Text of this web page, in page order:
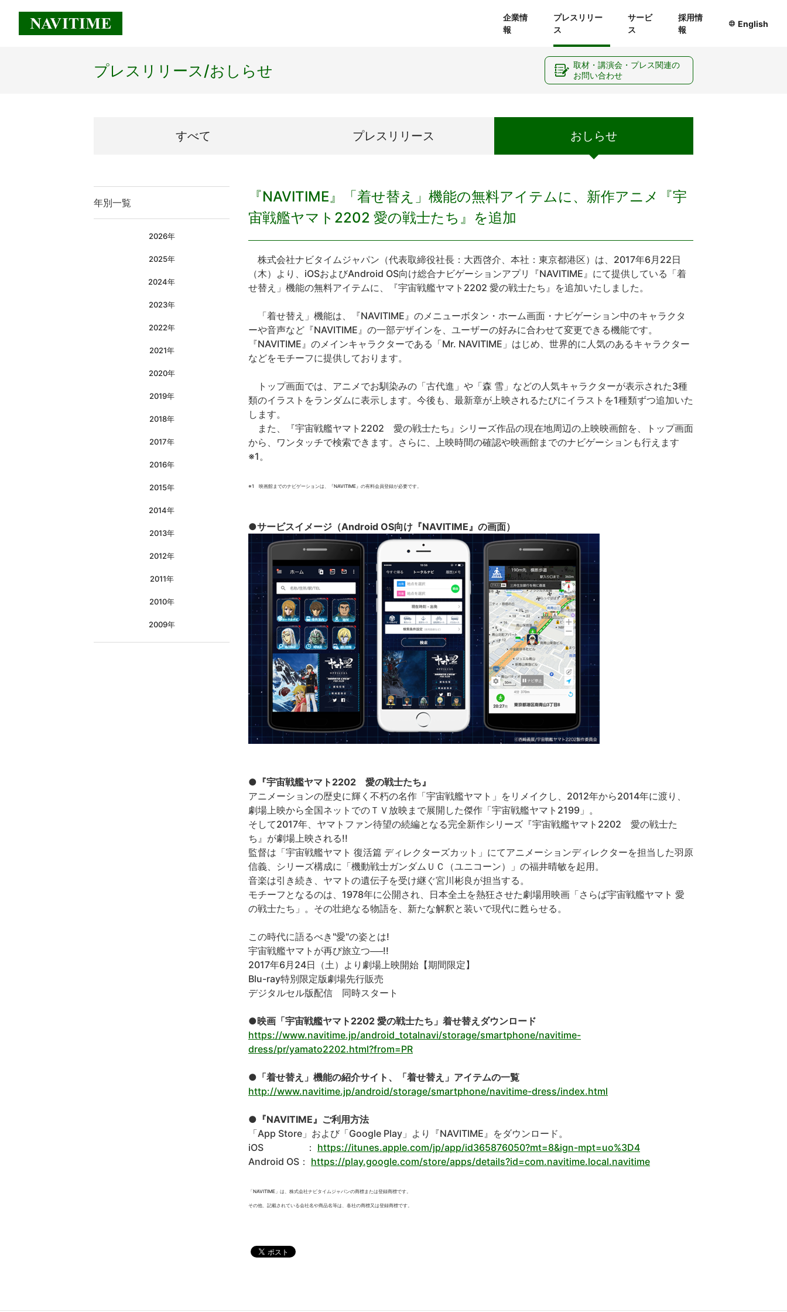
企業情
報
経営理念
プレスリリー
ス
サービ
ス
採用情
報
English
プレスリリース/おしらせ
すべて プレス リリース おしらせ
年別一覧
2026年
2025年
2024年
2023年
2022年
2021年
2020年
2019年
2018年
2017年
2016年
2015年
2014年
2013年
2012年
2011年
2010年
2009年
『NAVITIME』「着せ替え」機能の無料アイテムに、新作アニメ『宇
宙戦艦ヤマト2202 愛の戦士たち』を追加
株式会社ナビタイムジャパン（代表取締役社長：大西啓介、本社：東京都港区）は、2017年6月22日
（木）より、iOSおよびAndroid OS向け総合ナビゲーションアプリ『NAVITIME』にて提供している「着
せ替え」機能の無料アイテムに、『宇宙戦艦ヤマト2202 愛の戦士たち』を追加いたしました。
「着せ替え」機能は、『NAVITIME』のメニューボタン・ホーム画面・ナビゲーション中のキャラクタ
ーや音声など『NAVITIME』の一部デザインを、ユーザーの好みに合わせて変更できる機能です。
『NAVITIME』のメインキャラクターである「Mr. NAVITIME」はじめ、世界的に人気のあるキャラクター
などをモチーフに提供しております。
トップ画面では、アニメでお馴染みの「古代進」や「森 雪」などの人気キャラクターが表示された3種
類のイラストをランダムに表示します。今後も、最新章が上映されるたびにイラストを1種類ずつ追加いた
します。
また、『宇宙戦艦ヤマト2202 愛の戦士たち』シリーズ作品の現在地周辺の上映映画館を、トップ画面
から、ワンタッチで検索できます。さらに、上映時間の確認や映画館までのナビゲーションも行えます
※1。
※1 映画館までのナビゲーションは、『NAVITIME』の有料会員登録が必要です。
●サービスイメージ（Android OS向け『NAVITIME』の画面）
●『宇宙戦艦ヤマト2202 愛の戦士たち』
アニメーションの歴史に輝く不朽の名作「宇宙戦艦ヤマト」をリメイクし、2012年から2014年に渡り、
劇場上映から全国ネットでのＴＶ放映まで展開した傑作「宇宙戦艦ヤマト2199」。
そして2017年、ヤマトファン待望の続編となる完全新作シリーズ『宇宙戦艦ヤマト2202 愛の戦士た
ち』が劇場上映される!!
監督は「宇宙戦艦ヤマト 復活篇 ディレクターズカット」にてアニメーションディレクターを担当した羽原
信義、シリーズ構成に「機動戦士ガンダムＵＣ（ユニコーン）」の福井晴敏を起用。
音楽は引き続き、ヤマトの遺伝子を受け継ぐ宮川彬良が担当する。
モチーフとなるのは、1978年に公開され、日本全土を熱狂させた劇場用映画「さらば宇宙戦艦ヤマト 愛
の戦士たち」。その壮絶なる物語を、新たな解釈と装いで現代に甦らせる。
この時代に語るべき"愛"の姿とは!
宇宙戦艦ヤマトが再び旅立つ──!!
2017年6月24日（土）より劇場上映開始【期間限定】
Blu-ray特別限定版劇場先行販売
デジタルセル版配信 同時スタート
●映画「宇宙戦艦ヤマト2202 愛の戦士たち」着せ替えダウンロード
https://www.navitime.jp/android_totalnavi/storage/smartphone/navitime-
dress/pr/yamato2202.html?from=PR
●「着せ替え」機能の紹介サイト、「着せ替え」アイテムの一覧
http://www.navitime.jp/android/storage/smartphone/navitime-dress/index.html
●『NAVITIME』ご利用方法
「App Store」および「Google Play」より『NAVITIME』をダウンロード。
iOS ： https://itunes.apple.com/jp/app/id365876050?mt=8&ign-mpt=uo%3D4
Android OS： https://play.google.com/store/apps/details?id=com.navitime.local.navitime
「NAVITIME」は、株式会社ナビタイムジャパンの商標または登録商標です。
その他、記載されている会社名や商品名等は、各社の商標又は登録商標です。
取材・講演会・プレス関連の
お問い合わせ